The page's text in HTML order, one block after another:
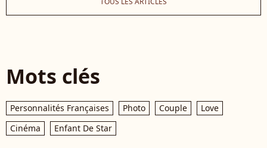
Mots clés
Personnalités Françaises Photo Couple
Love
Cinéma
Enfant De Star